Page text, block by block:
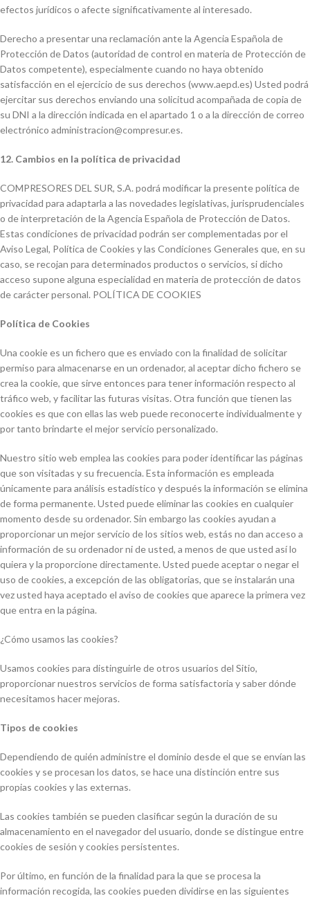
efectos jurídicos o afecte significativamente al interesado.
Derecho a presentar una reclamación ante la Agencia Española de
Protección de Datos (autoridad de control en materia de Protección de
Datos competente), especialmente cuando no haya obtenido
satisfacción en el ejercicio de sus derechos (www.aepd.es) Usted podrá
ejercitar sus derechos enviando una solicitud acompañada de copia de
su DNI a la dirección indicada en el apartado 1 o a la dirección de correo
electrónico administracion@compresur.es.
12. Cambios en la política de privacidad
COMPRESORES DEL SUR, S.A. podrá modificar la presente política de
privacidad para adaptarla a las novedades legislativas, jurisprudenciales
o de interpretación de la Agencia Española de Protección de Datos.
Estas condiciones de privacidad podrán ser complementadas por el
Aviso Legal, Política de Cookies y las Condiciones Generales que, en su
caso, se recojan para determinados productos o servicios, si dicho
acceso supone alguna especialidad en materia de protección de datos
de carácter personal. POLÍTICA DE COOKIES
Política de Cookies
Una cookie es un fichero que es enviado con la finalidad de solicitar
permiso para almacenarse en un ordenador, al aceptar dicho fichero se
crea la cookie, que sirve entonces para tener información respecto al
tráfico web, y facilitar las futuras visitas. Otra función que tienen las
cookies es que con ellas las web puede reconocerte individualmente y
por tanto brindarte el mejor servicio personalizado.
Nuestro sitio web emplea las cookies para poder identificar las páginas
que son visitadas y su frecuencia. Esta información es empleada
únicamente para análisis estadístico y después la información se elimina
de forma permanente. Usted puede eliminar las cookies en cualquier
momento desde su ordenador. Sin embargo las cookies ayudan a
proporcionar un mejor servicio de los sitios web, estás no dan acceso a
información de su ordenador ni de usted, a menos de que usted así lo
quiera y la proporcione directamente. Usted puede aceptar o negar el
uso de cookies, a excepción de las obligatorias, que se instalarán una
vez usted haya aceptado el aviso de cookies que aparece la primera vez
que entra en la página.
¿Cómo usamos las cookies?
Usamos cookies para distinguirle de otros usuarios del Sitio,
proporcionar nuestros servicios de forma satisfactoria y saber dónde
necesitamos hacer mejoras.
Tipos de cookies
Dependiendo de quién administre el dominio desde el que se envían las
cookies y se procesan los datos, se hace una distinción entre sus
propias cookies y las externas.
Las cookies también se pueden clasificar según la duración de su
almacenamiento en el navegador del usuario, donde se distingue entre
cookies de sesión y cookies persistentes.
Por último, en función de la finalidad para la que se procesa la
información recogida, las cookies pueden dividirse en las siguientes